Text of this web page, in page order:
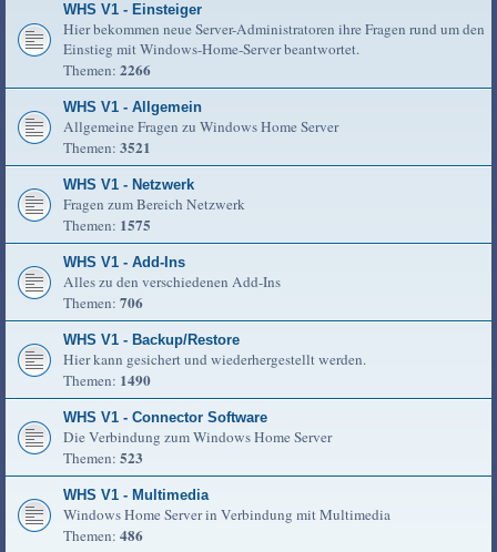
WHS V1 - Einsteiger
Hier bekommen neue Server-Administratoren ihre Fragen rund um den
Einstieg mit Windows-Home-Server beantwortet.
Themen: 2266
WHS V1 - Allgemein
Allgemeine Fragen zu Windows Home Server
Themen: 3521
WHS V1 - Netzwerk
Fragen zum Bereich Netzwerk
Themen: 1575
WHS V1 - Add-Ins
Alles zu den verschiedenen Add-Ins
Themen: 706
WHS V1 - Backup/Restore
Hier kann gesichert und wiederhergestellt werden.
Themen: 1490
WHS V1 - Connector Software
Die Verbindung zum Windows Home Server
Themen: 523
WHS V1 - Multimedia
Windows Home Server in Verbindung mit Multimedia
Themen: 486